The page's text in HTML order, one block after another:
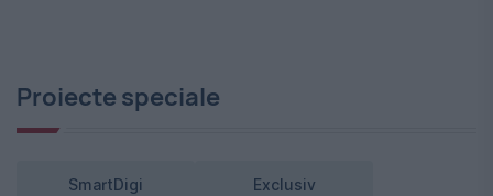
Proiecte speciale
SmartDigi Exclusiv